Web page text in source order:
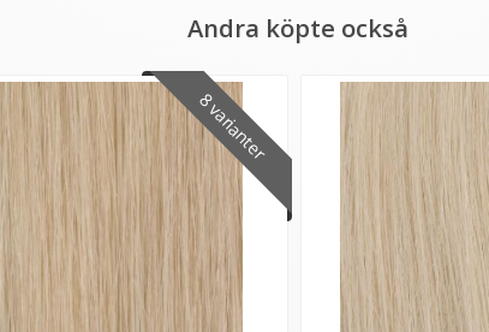
Andra köpte också
8 varianter